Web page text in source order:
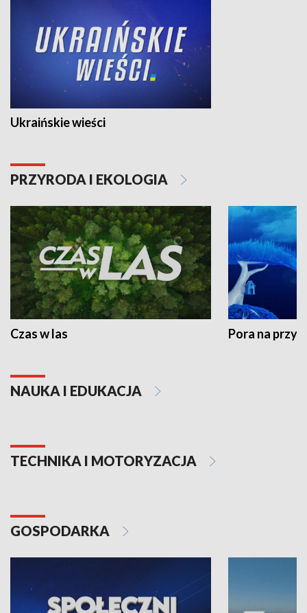
Ukraińskie wieści
PRZYRODA I EKOLOGIA
Czas w las Pora na
NAUKA I EDUKACJA
TECHNIKA I MOTORYZACJA
GOSPODARKA